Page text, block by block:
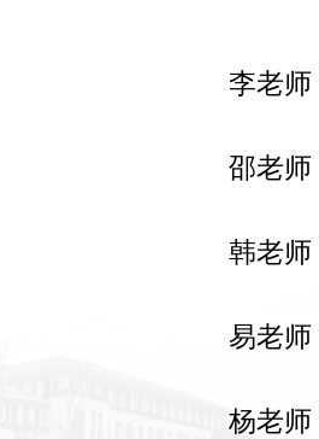
李老师
邵老师
韩老师
易老师
杨老师